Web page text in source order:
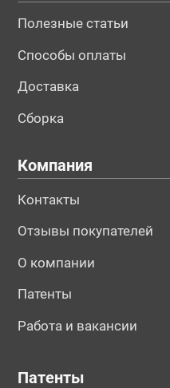
Полезные статьи
Способы оплаты
Доставка
Сборка
Компания
Контакты
Отзывы покупателей
О компании
Патенты
Работа и вакансии
Патенты